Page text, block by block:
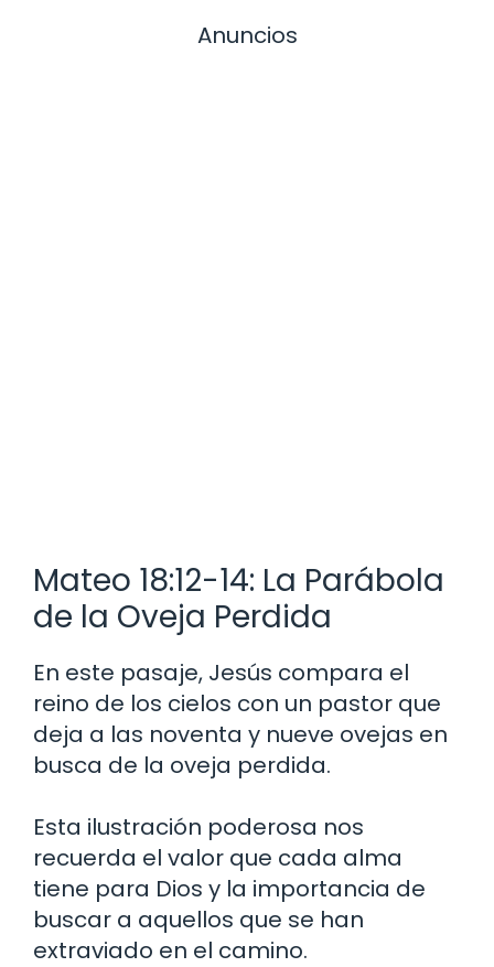
Anuncios
Mateo 18:12-14: La Parábola
de la Oveja Perdida
En este pasaje, Jesús compara el
reino de los cielos con un pastor que
deja a las noventa y nueve ovejas en
busca de la oveja perdida.
Esta ilustración poderosa nos
recuerda el valor que cada alma
tiene para Dios y la importancia de
buscar a aquellos que se han
extraviado en el camino.